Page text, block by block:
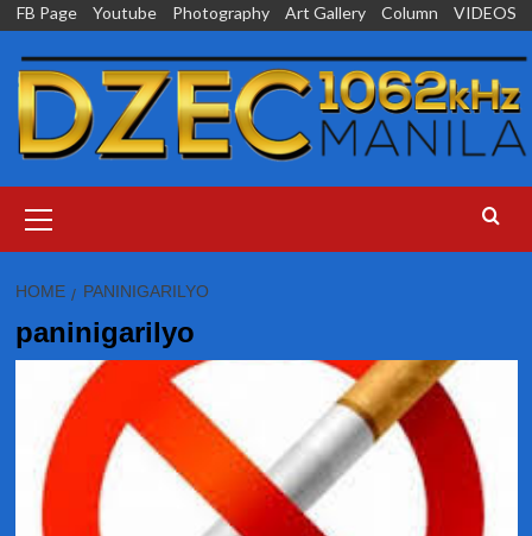
Skip
content
FB Page Youtube Photography Art Gallery Column VIDEOS
Menu
HOME PANINIGARILYO
paninigarilyo